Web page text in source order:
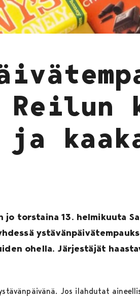
torstaina 13. helmikuuta
ohella. Järjestäjät
Jos ilahdutat